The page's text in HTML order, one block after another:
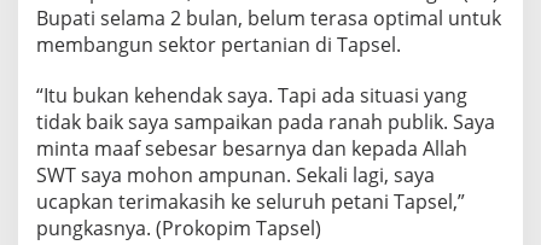
Bupati selama 2 bulan, belum terasa optimal untuk
membangun sektor pertanian di Tapsel.
“Itu bukan kehendak saya. Tapi ada situasi yang
tidak baik saya sampaikan pada ranah publik. Saya
minta maaf sebesar besarnya dan kepada Allah
SWT saya mohon ampunan. Sekali lagi, saya
ucapkan terimakasih ke seluruh petani Tapsel,”
pungkasnya. (Prokopim Tapsel)